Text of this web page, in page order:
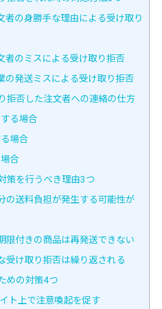
者の身勝手な理由による受け取り
者のミスによる受け取り拒否
の発送ミスによる受け取り拒否
拒否した注文者への連絡の仕方
る場合
場合
合
策を行うべき理由3つ
の送料負担が発生する可能性が
限付きの商品は再発送できない
受け取り拒否は繰り返される
めの対策4つ
ト上で注意喚起を促す